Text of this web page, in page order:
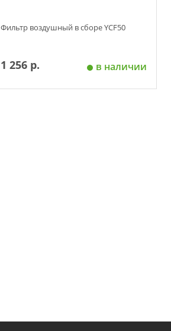
Фильтр воздушный в сборе YCF50
1 256 р. в наличии